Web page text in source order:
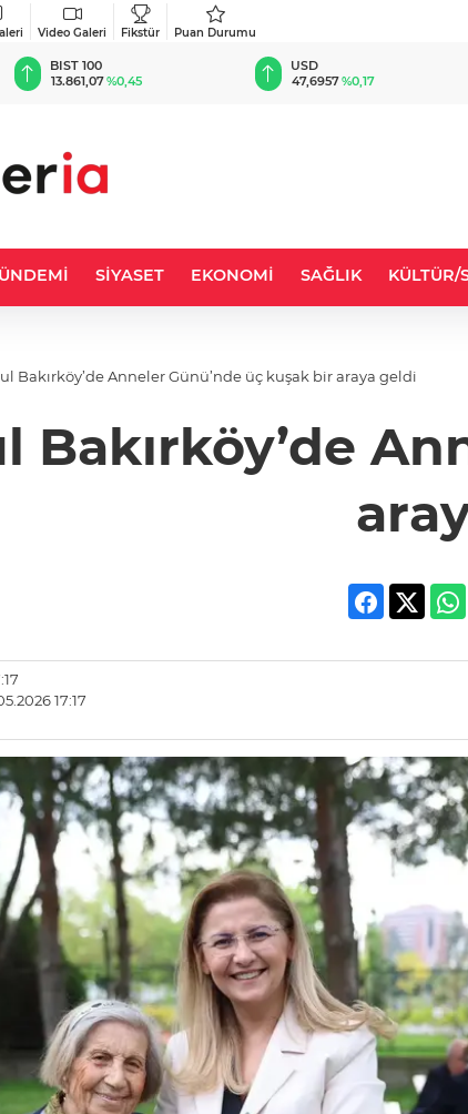
Video Galeri Fikstür Puan Durumu
USD
47,6957%0,17
EUR
54,9904%-0,03
SİYASET EKONOMİ SAĞLIK KÜLTÜR/
Bakırköy’de Anneler Günü’nde üç kuşak bir araya geldi
Bakırköy’de
17:17